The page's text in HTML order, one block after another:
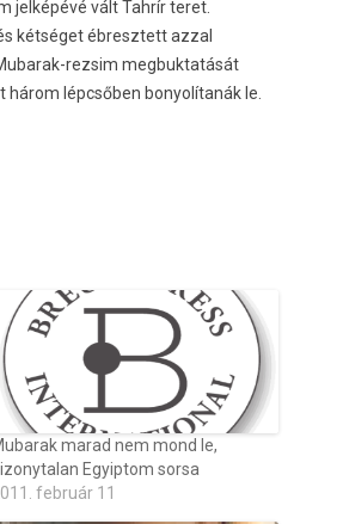
jelképévé vált Tahrír teret.
kétséget ébresztett azzal
rezsim megbuktatását
lépcsőben bonyolítanák le.
marad nem mond le,
Egyiptom sorsa
február 11